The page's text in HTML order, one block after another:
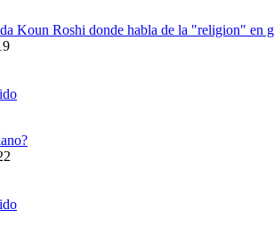
Koun Roshi donde habla de la "religion" en